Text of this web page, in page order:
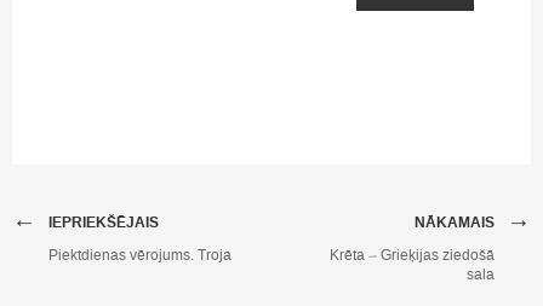
IEPRIEKŠĒJAIS
←
Piektdienas vērojums. Troja
NĀKAMAIS →
Krēta – Grieķijas ziedošā
sala